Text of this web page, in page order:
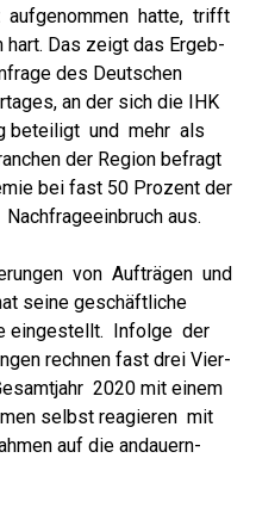
auf­ge­nom­men hat­te, trifft
hart. Das zeigt das Ergeb­
des Deut­schen
an der sich die IHK
betei­ligt und mehr als
der Regi­on befragt
bei fast 50 Pro­zent der
aus.
von Auf­trä­gen und
sei­ne geschäft­li­che
ein­ge­stellt. Infol­ge der
rech­nen fast drei Vier­
2020 mit einem
selbst reagie­ren mit
auf die andau­ern­